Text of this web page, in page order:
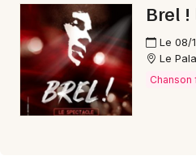
Mon email
Je
Brel
Le 08/
Le
Chanson